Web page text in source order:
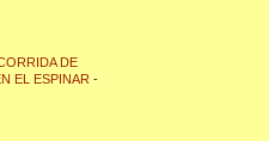
DE
EL ESPINAR-